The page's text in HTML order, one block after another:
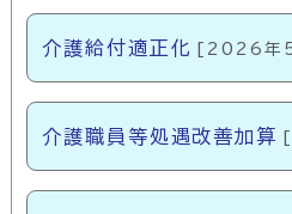
介護給付適正化 [2026年
介護職員等処遇改善加算